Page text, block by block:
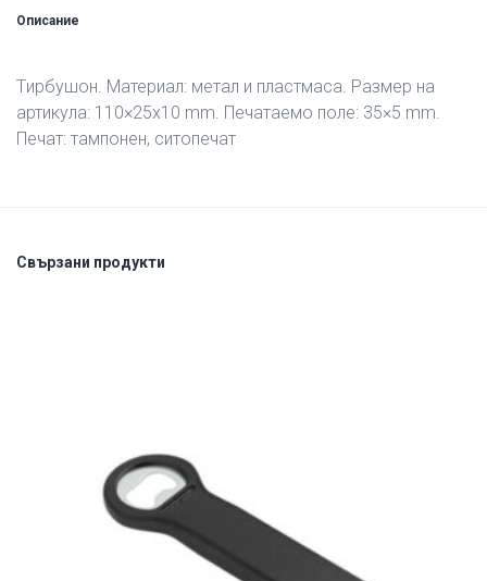
Описание
Tирбушон. Материал: метал и пластмаса. Размер на
артикула: 110×25х10 mm. Печатаемо поле: 35×5 mm.
Печат: тампонен, ситопечат
Свързани продукти